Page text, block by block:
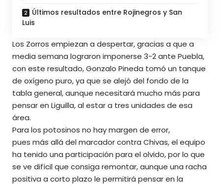
Últimos resultados entre Rojinegros y San
Luis
Los Zorros empiezan a despertar, gracias a que a
media semana lograron imponerse 3-2 ante Puebla,
con este resultado, Gonzalo Pineda tomó un tanque
de oxígeno puro, ya que se alejó del fondo de la
tabla general, aunque necesitará mucho más para
pensar en Liguilla, al estar a tres unidades de esa
área.
Para los potosinos no hay margen de error,
pues más allá del marcador contra Chivas, el equipo
ha tenido una participación para el olvido, por lo que
se ve difícil que consiga remontar, aunque una racha
positiva a corto plazo le permitirá pensar en la